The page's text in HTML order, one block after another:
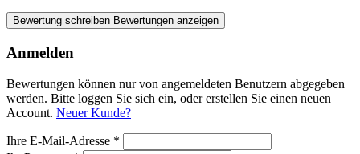
Bewertung schreiben Bewertungen anzeigen
Anmelden
Bewertungen können nur von angemeldeten Benutzern abgegeben
werden. Bitte loggen Sie sich ein, oder erstellen Sie einen neuen
Account. Neuer Kunde?
Ihre E-Mail-Adresse *